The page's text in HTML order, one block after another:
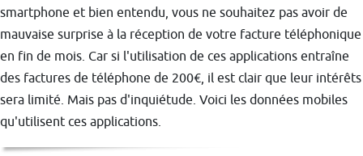
smartphone et bien entendu, vous ne souhaitez pas avoir de
mauvaise surprise à la réception de votre facture téléphonique
en fin de mois. Car si l'utilisation de ces applications entraîne
des factures de téléphone de 200€, il est clair que leur intérêts
sera limité. Mais pas d'inquiétude. Voici les données mobiles
qu'utilisent ces applications.